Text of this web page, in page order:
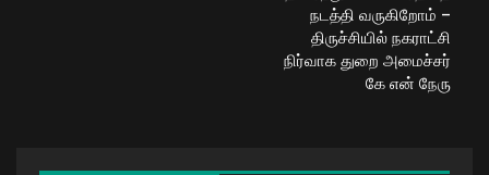
நடத்தி வருகிறோம் –
திருச்சியில் நகராட்சி
நிர்வாக துறை அமைச்சர்
கே என் நேரு